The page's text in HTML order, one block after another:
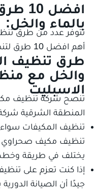
بالماء والخل:
تتوفر عدد من طرق
أهم افضل 10 طرق لتنظيف المكيف بالماء والخل الآتي:
طرق تنظيف
والخل مع
الاسبليت
تنصح شركة تنظيف
المنطقة الشرقية شركة
تنظيف المكيفات
تنظيف مكيف صحراوي
يختلف في طريقة
إذا كنت تعزم على
جيدًا أن الصيانة